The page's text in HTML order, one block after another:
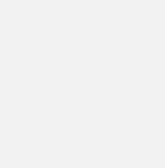
но и звучат